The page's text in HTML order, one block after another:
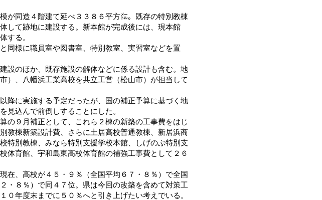
が同造４階建て延べ３３８６平方㍍。既存の特別教棟
して跡地に建設する。新本館が完成後には、現本館
する。
同様に職員室や図書室、特別教室、実習室などを置
設のほか、既存施設の解体などに係る設計も含む。地
）、八幡浜工業高校を共立工営（松山市）が担当して
降に実施する予定だったが、国の補正予算に基づく地
見込んで前倒しすることにした。
の９月補正として、これら２棟の新築の工事費をはじ
教棟新築設計費、さらに土居高校普通教棟、新居浜商
特別教棟、みなら特別支援学校本館、しげのぶ特別支
体育館、宇和島東高校体育館の補強工事費として２６
在、高校が４５・９％（全国平均６７・８％）で全国
・８％）で同４７位。県は今回の改築を含めて対策工
０年度末までに５０％へと引き上げたい考えでいる。